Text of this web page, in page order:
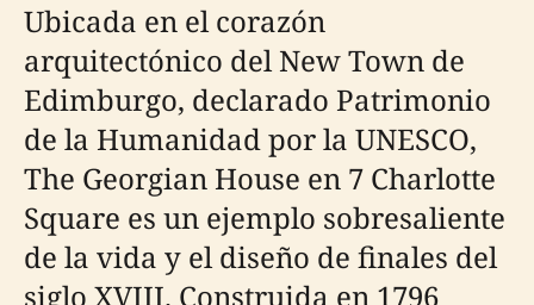
Ubicada en el corazón
arquitectónico del New Town de
Edimburgo, declarado Patrimonio
de la Humanidad por la UNESCO,
The Georgian House en 7 Charlotte
Square es un ejemplo sobresaliente
de la vida y el diseño de finales del
siglo XVIII. Construida en 1796